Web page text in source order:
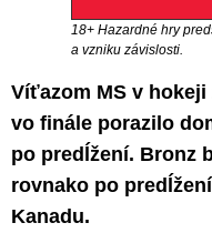
18+ Hazardné hry
a vzniku závislosti.
Víťazom MS v
vo finále porazilo
po predĺžení. Bronz
rovnako po
Kanadu.